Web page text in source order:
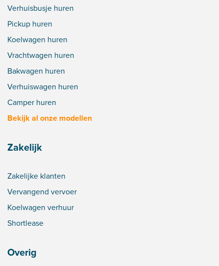
Verhuisbusje huren
Pickup huren
Koelwagen huren
Vrachtwagen huren
Bakwagen huren
Verhuiswagen huren
Camper huren
Bekijk al onze modellen
Zakelijk
Zakelijke klanten
Vervangend vervoer
Koelwagen verhuur
Shortlease
Overig